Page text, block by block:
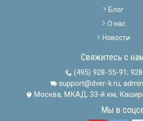
Блог
О нас
Новости
Свяжитесь с
(495) 928-55-91;
support@dver-k.ru,
Москва, МКАД, 33-й км,
Мы в